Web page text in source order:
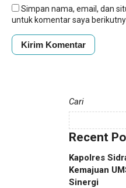
Simpan nama, email, dan
untuk komentar saya
Cari
Recent
Kapolres
Kemajuan
Sinergi